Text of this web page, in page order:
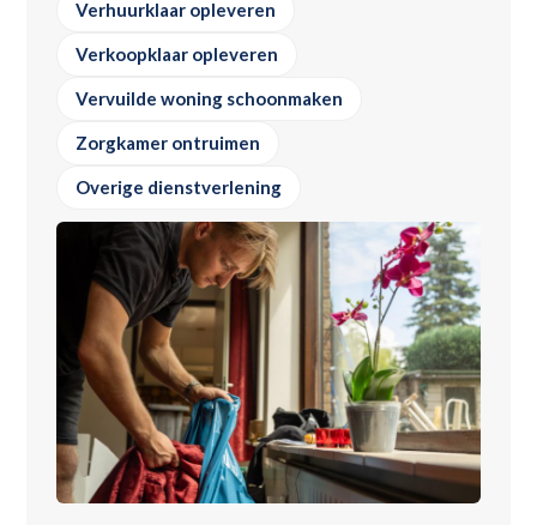
Verhuurklaar opleveren
Verkoopklaar opleveren
Vervuilde woning schoonmaken
Zorgkamer ontruimen
Overige dienstverlening